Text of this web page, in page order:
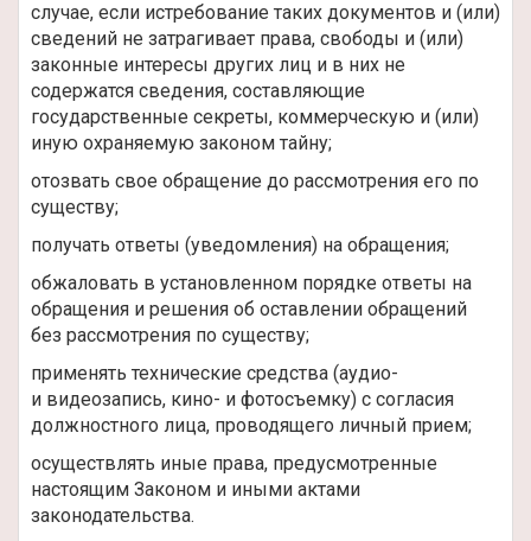
случае, если истребование таких документов и (или)
сведений не затрагивает права, свободы и (или)
законные интересы других лиц и в них не
содержатся сведения, составляющие
государственные секреты, коммерческую и (или)
иную охраняемую законом тайну;
отозвать свое обращение до рассмотрения его по
существу;
получать ответы (уведомления) на обращения;
обжаловать в установленном порядке ответы на
обращения и решения об оставлении обращений
без рассмотрения по существу;
применять технические средства (аудио-
и видеозапись, кино- и фотосъемку) с согласия
должностного лица, проводящего личный прием;
осуществлять иные права, предусмотренные
настоящим Законом и иными актами
законодательства.